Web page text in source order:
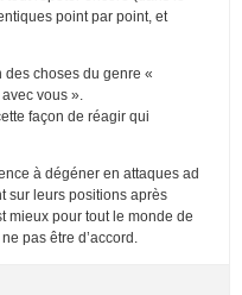
point par point, et
des choses du genre «
vous ».
façon de réagir qui
à dégéner en attaques ad
sur leurs positions après
mieux pour tout le monde de
pas être d’accord.